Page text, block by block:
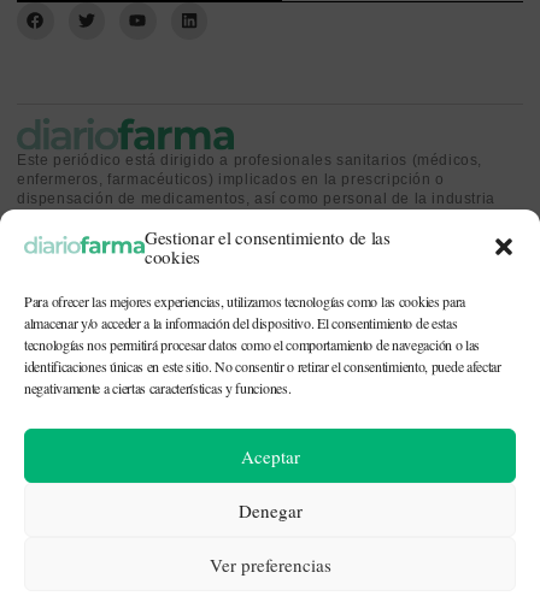
Gestionar el consentimiento de las
cookies
Para ofrecer las mejores experiencias, utilizamos tecnologías como las cookies para
almacenar y/o acceder a la información del dispositivo. El consentimiento de estas
tecnologías nos permitirá procesar datos como el comportamiento de navegación o las
identificaciones únicas en este sitio. No consentir o retirar el consentimiento, puede afectar
negativamente a ciertas características y funciones.
Aceptar
Denegar
Ver preferencias
Este periódico está dirigido a profesionales sanitarios (médicos,
enfermeros, farmacéuticos) implicados en la prescripción o
dispensación de medicamentos, así como personal de la industria
sanitaria.
CONTACTO Y QUIÉNES SOMOS|POLÍTICA DE COOKIES|POLÍTICA DE
© 2026. Todos los derechos reservados. |
| Recursos
fotográficos: depositphotos